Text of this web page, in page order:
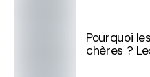
Pourquoi
chères ?